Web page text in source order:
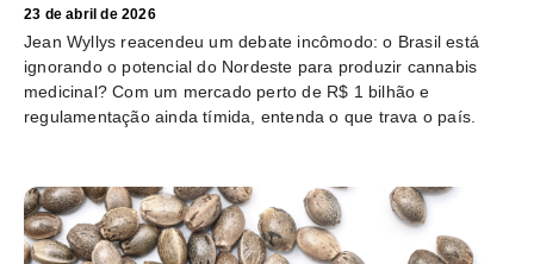
23 de abril de 2026
Jean Wyllys reacendeu um debate incômodo: o Brasil está
ignorando o potencial do Nordeste para produzir cannabis
medicinal? Com um mercado perto de R$ 1 bilhão e
regulamentação ainda tímida, entenda o que trava o país.